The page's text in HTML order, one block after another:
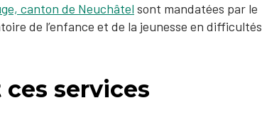
canton de Neuchâtel sont mandatées par le
de l’enfance et de la jeunesse en difficultés
services